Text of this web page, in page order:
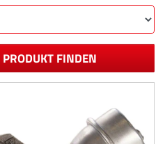
FINDEN